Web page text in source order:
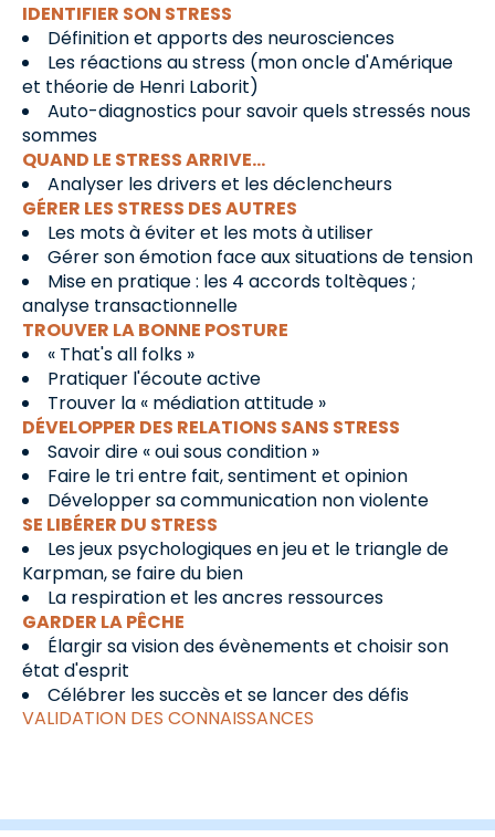
IDENTIFIER SON STRESS
Définition et apports des neurosciences
Les réactions au stress (mon oncle d'Amérique
et théorie de Henri Laborit)
Auto-diagnostics pour savoir quels stressés nous
sommes
QUAND LE STRESS ARRIVE...
Analyser les drivers et les déclencheurs
GÉRER LES STRESS DES AUTRES
Les mots à éviter et les mots à utiliser
Gérer son émotion face aux situations de tension
Mise en pratique : les 4 accords toltèques ;
analyse transactionnelle
TROUVER LA BONNE POSTURE
« That's all folks »
Pratiquer l'écoute active
Trouver la « médiation attitude »
DÉVELOPPER DES RELATIONS SANS STRESS
Savoir dire « oui sous condition »
Faire le tri entre fait, sentiment et opinion
Développer sa communication non violente
SE LIBÉRER DU STRESS
Les jeux psychologiques en jeu et le triangle de
Karpman, se faire du bien
La respiration et les ancres ressources
GARDER LA PÊCHE
Élargir sa vision des évènements et choisir son
état d'esprit
Célébrer les succès et se lancer des défis
VALIDATION DES CONNAISSANCES